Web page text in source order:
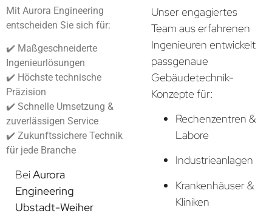
Mit Aurora Engineering
entscheiden Sie sich für:
✔️ Maßgeschneiderte
Ingenieurlösungen
✔️ Höchste technische
Präzision
✔️ Schnelle Umsetzung &
zuverlässigen Service
✔️ Zukunftssichere Technik
für jede Branche
BeiAurora
Engineering
Ubstadt-Weiher
Unser engagiertes
Team aus erfahrenen
Ingenieuren entwickelt
passgenaue
Gebäudetechnik-
Konzepte für:
Rechenzentren &
Labore
Industrieanlagen
Krankenhäuser &
Kliniken